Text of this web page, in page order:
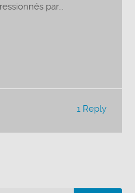
par...
1 Reply